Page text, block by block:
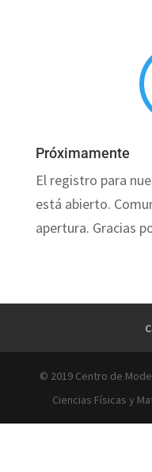
Próximamente
El registro para
está abierto.
apertura. Gracias
© 2019 Centro de
Ciencias Físicas y